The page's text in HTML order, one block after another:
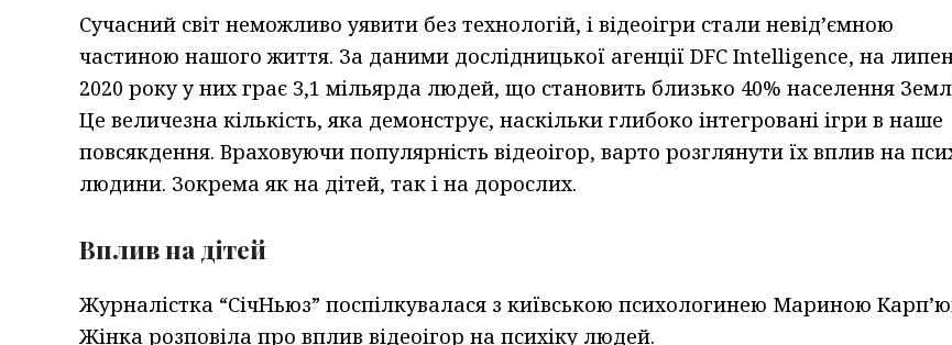
Сучасний світ неможливо уявити без технологій, і відеоігри стали невід’ємною
частиною нашого життя. За даними дослідницької агенції DFC Intelligence, на
2020 року у них грає 3,1 мільярда людей, що становить близько 40% населення
Це величезна кількість, яка демонструє, наскільки глибоко інтегровані ігри в наше
повсякдення. Враховуючи популярність відеоігор, варто розглянути їх вплив на
людини. Зокрема як на дітей, так і на дорослих.
Вплив на дітей
Журналістка “СічНьюз” поспілкувалася з київською психологинею Мариною
Жінка розповіла про вплив відеоігор на психіку людей.